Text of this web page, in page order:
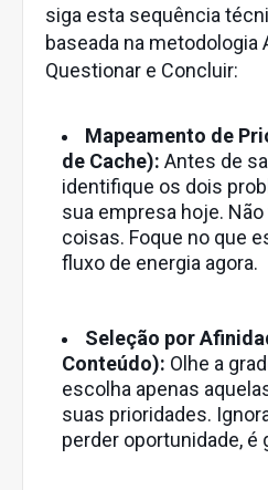
siga esta sequência
baseada na metodologia
Questionar e Concluir:
Mapeamento de
de Cache): Antes de
identifique os dois
sua empresa hoje.
coisas. Foque no que
fluxo de energia agora.
Seleção por
Conteúdo): Olhe a
escolha apenas
suas prioridades.
perder oportunidade, é